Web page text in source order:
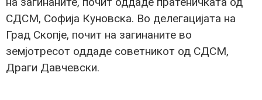
СДСМ, Софија Куновска. Во делегацијата на
Град Скопје, почит на загинаните во
земјотресот оддаде советникот од СДСМ,
Драги Давчевски.